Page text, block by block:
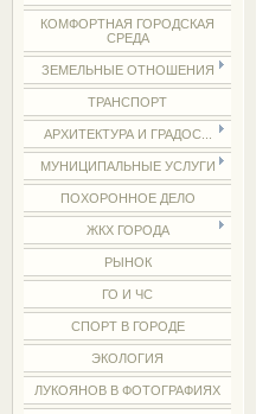
КОМФОРТНАЯ ГОРОДСКАЯ
СРЕДА
ЗЕМЕЛЬНЫЕ ОТНОШЕНИЯ
ТРАНСПОРТ
АРХИТЕКТУРА И ГРАДОС...
МУНИЦИПАЛЬНЫЕ УСЛУГИ
ПОХОРОННОЕ ДЕЛО
ЖКХ ГОРОДА
РЫНОК
ГО И ЧС
СПОРТ В ГОРОДЕ
ЭКОЛОГИЯ
ЛУКОЯНОВ В ФОТОГРАФИЯХ